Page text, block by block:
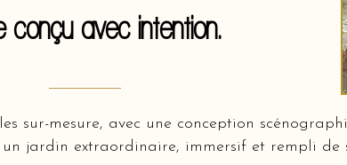
conçu avec intention.
sur-mesure, avec une conception
jardin extraordinaire, immersif et rempli de